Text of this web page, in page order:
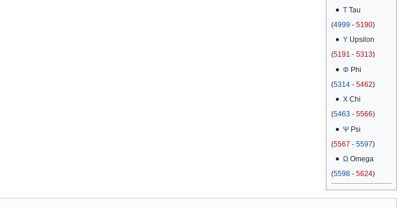
ΤTau
(4999 - 5190)
ΥUpsilon
(5191 - 5313)
Φ Phi
(5314 - 5462)
ΧChi
(5463 - 5566)
ΨPsi
(5567 - 5597)
ΩOmega
(5598 - 5624)